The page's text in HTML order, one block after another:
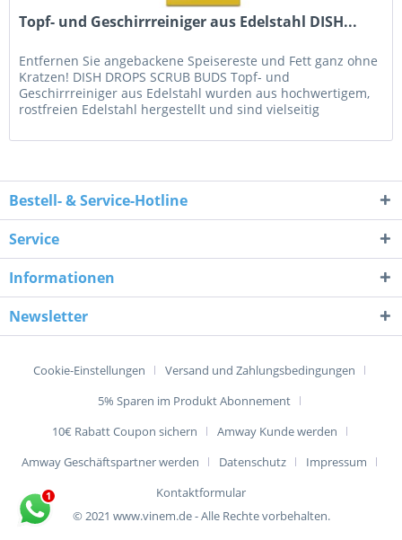
Topf- und Geschirrreiniger aus Edelstahl DISH...
Entfernen Sie angebackene Speisereste und Fett ganz ohne
Kratzen! DISH DROPS SCRUB BUDS Topf- und
Geschirrreiniger aus Edelstahl wurden aus hochwertigem,
rostfreien Edelstahl hergestellt und sind vielseitig
Bestell- & Service-Hotline
Service
Informationen
Newsletter
Cookie-Einstellungen
Versand und Zahlungsbedingungen
5% Sparen im Produkt Abonnement
10€ Rabatt Coupon sichern
Amway Kunde werden
Amway Geschäftspartner werden
Datenschutz
Impressum
Kontaktformular
© 2021 www.vinem.de - Alle Rechte vorbehalten.